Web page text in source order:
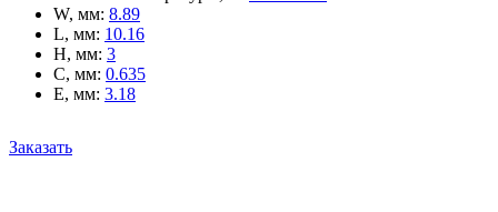
W, мм: 8.89
L, мм: 10.16
H, мм: 3
C, мм: 0.635
E, мм: 3.18
Заказать